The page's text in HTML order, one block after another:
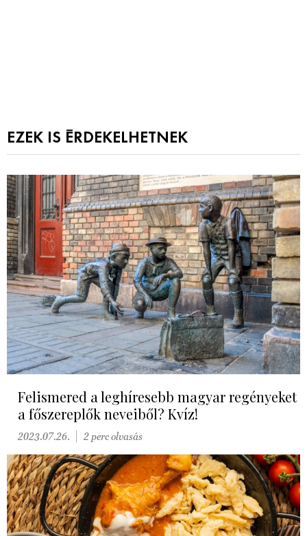
EZEK IS ÉRDEKELHETNEK
Felismered a leghíresebb magyar regényeket
a főszereplők neveiből? Kvíz!
2023.07.26. 2 perc olvasás